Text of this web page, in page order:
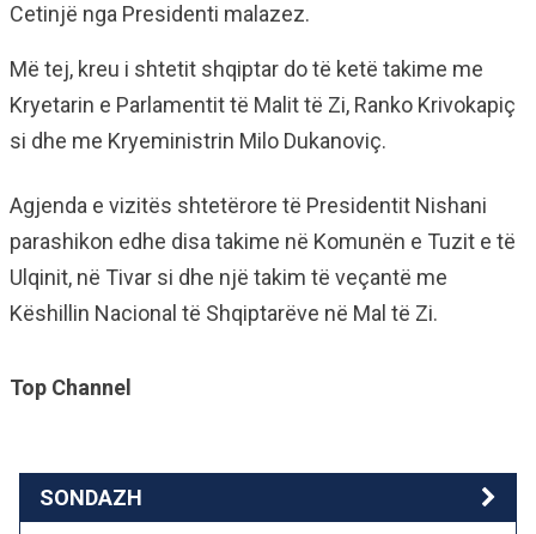
Cetinjë nga Presidenti malazez.
Më tej, kreu i shtetit shqiptar do të ketë takime me
Kryetarin e Parlamentit të Malit të Zi, Ranko Krivokapiç
si dhe me Kryeministrin Milo Dukanoviç.
Agjenda e vizitës shtetërore të Presidentit Nishani
parashikon edhe disa takime në Komunën e Tuzit e të
Ulqinit, në Tivar si dhe një takim të veçantë me
Këshillin Nacional të Shqiptarëve në Mal të Zi.
Top Channel
SONDAZH